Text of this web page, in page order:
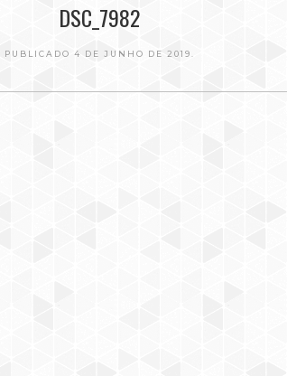
DSC_7982
PUBLICADO 4 DE JUNHO DE 2019.